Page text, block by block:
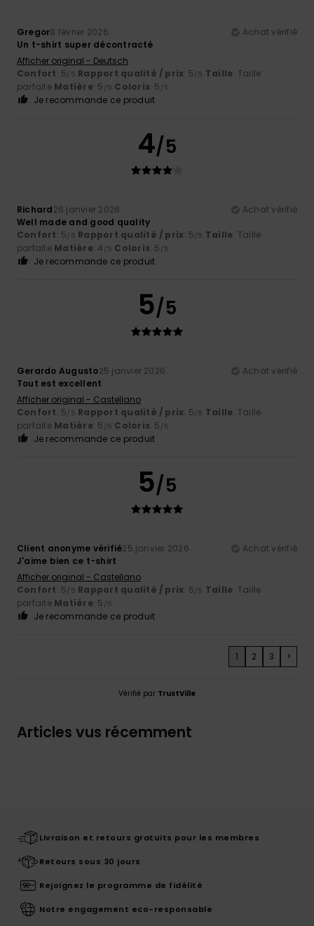
Gregor8 février 2026
Achat vérifié
Un t-shirt super décontracté
Afficher original - Deutsch
Confort: 5/5 Rapport qualité / prix: 5/5 Taille: Taille
parfaite Matière: 5 /5 Coloris: 5 /5
Je recommande ce produit
4/5
Richard26 janvier 2026
Achat vérifié
Well made and good quality
Confort: 5/5 Rapport qualité / prix: 5/5 Taille: Taille
parfaite Matière: 4 /5 Coloris: 5 /5
Je recommande ce produit
5/5
Gerardo Augusto25 janvier 2026
Achat vérifié
Tout est excellent
Afficher original - Castellano
Confort: 5/5 Rapport qualité / prix: 5/5 Taille: Taille
parfaite Matière: 5 /5 Coloris: 5 /5
Je recommande ce produit
5/5
Client anonyme vérifié25 janvier 2026
Achat vérifié
J'aime bien ce t-shirt
Afficher original - Castellano
Confort: 5/5 Rapport qualité / prix: 5/5 Taille: Taille
parfaite Matière: 5 /5
Je recommande ce produit
1 2 3 >
Vérifié par TrustVille
Articles vus récemment
Livraison et retours gratuits pour les membres
Retours sous 30 jours
Rejoignez le programme de fidélité
Notre engagement eco-responsable